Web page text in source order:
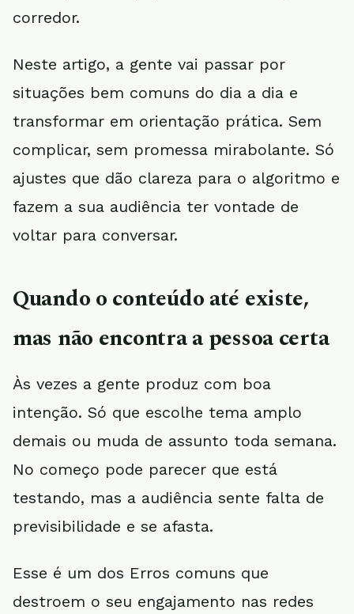
corredor.
Neste artigo, a gente vai passar por
situações bem comuns do dia a dia e
transformar em orientação prática. Sem
complicar, sem promessa mirabolante. Só
ajustes que dão clareza para o algoritmo e
fazem a sua audiência ter vontade de
voltar para conversar.
Quando o conteúdo até existe,
mas não encontra a pessoa certa
Às vezes a gente produz com boa
intenção. Só que escolhe tema amplo
demais ou muda de assunto toda semana.
No começo pode parecer que está
testando, mas a audiência sente falta de
previsibilidade e se afasta.
Esse é um dos Erros comuns que
destroem o seu engajamento nas redes